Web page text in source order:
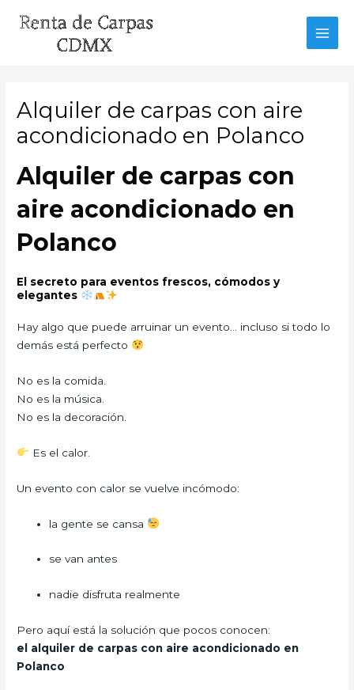
Alquiler de carpas con aire
acondicionado en Polanco
Alquiler de carpas con
aire acondicionado en
Polanco
El secreto para eventos frescos, cómodos y
elegantes
Hay algo que puede arruinar un evento… incluso si todo lo
demás está perfecto
No es la comida.
No es la música.
No es la decoración.
Es el calor.
Un evento con calor se vuelve incómodo:
la gente se cansa
se van antes
nadie disfruta realmente
Pero aquí está la solución que pocos conocen:
el alquiler de carpas con aire acondicionado en
Polanco